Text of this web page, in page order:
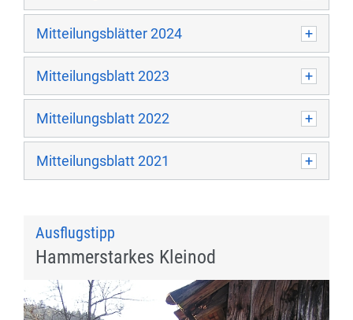
Mitteilungsblätter 2024
Mitteilungsblatt 2023
Mitteilungsblatt 2022
Mitteilungsblatt 2021
Ausflugstipp
Hammerstarkes Kleinod